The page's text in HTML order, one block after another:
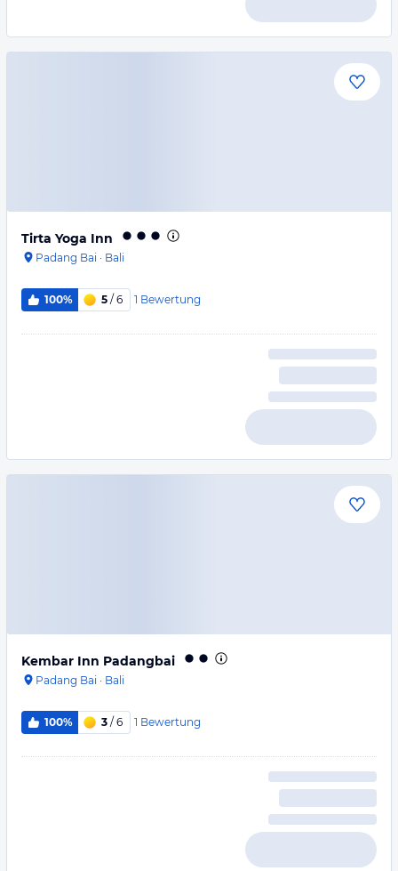
Tirta Yoga Inn
Padang Bai · Bali
100% 5 / 6 1 Bewertung
Kembar Inn Padangbai
Padang Bai · Bali
100% 3 / 6 1 Bewertung